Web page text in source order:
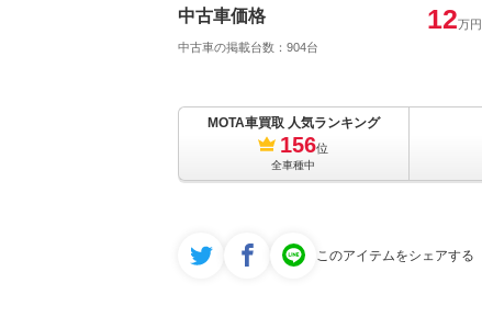
2WD リミテッド
4WD S ターボ
4WD Xリミテッド
中古車価格 12万円
中古車の掲載台数：904台
MOTA車買取 人気ランキング
156位
全車種中
このアイテムをシェアする